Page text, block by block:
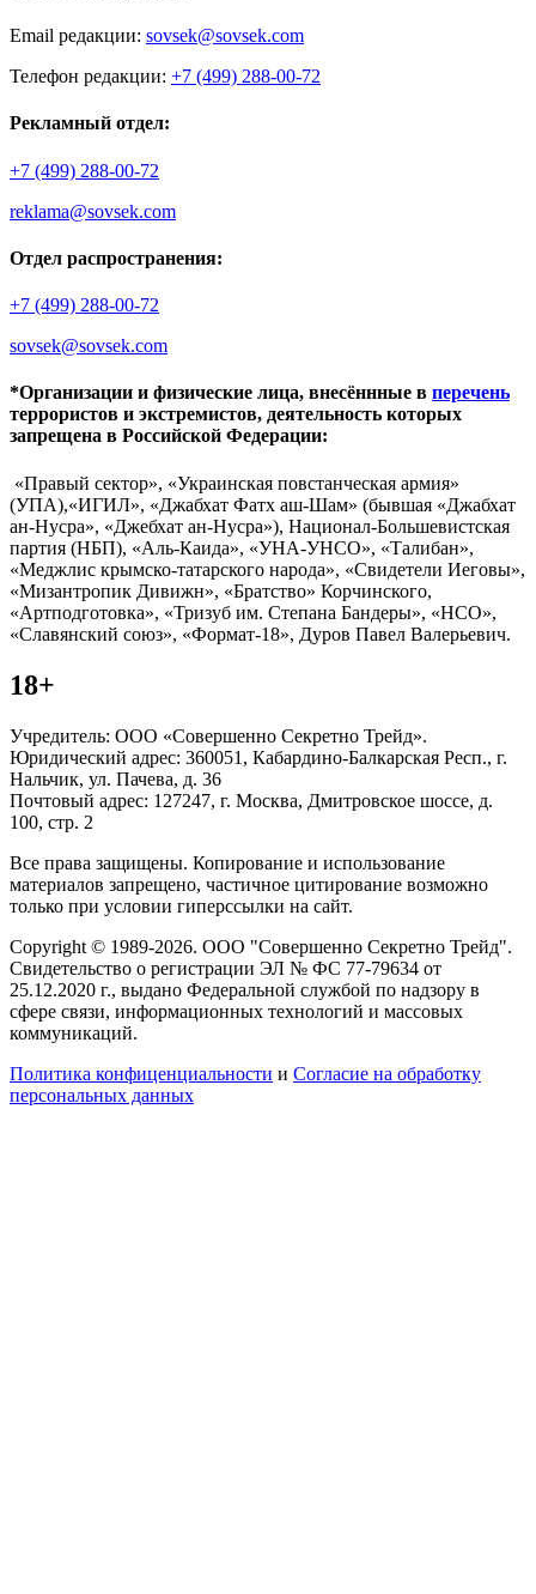
Email редакции: sovsek@sovsek.com
Телефон редакции: +7 (499) 288-00-72
Рекламный отдел:
+7 (499) 288-00-72
reklama@sovsek.com
Отдел распространения:
+7 (499) 288-00-72
sovsek@sovsek.com
*Организации и физические лица, внесённные в перечень
террористов и экстремистов, деятельность которых
запрещена в Российской Федерации:
«Правый сектор», «Украинская повстанческая армия»
(УПА),«ИГИЛ», «Джабхат Фатх аш-Шам» (бывшая «Джабхат
ан-Нусра», «Джебхат ан-Нусра»), Национал-Большевистская
партия (НБП), «Аль-Каида», «УНА-УНСО», «Талибан»,
«Меджлис крымско-татарского народа», «Свидетели Иеговы»,
«Мизантропик Дивижн», «Братство» Корчинского,
«Артподготовка», «Тризуб им. Степана Бандеры», «НСО»,
«Славянский союз», «Формат-18», Дуров Павел Валерьевич.
18+
Учредитель: ООО «Совершенно Секретно Трейд».
Юридический адрес: 360051, Кабардино-Балкарская Респ., г.
Нальчик, ул. Пачева, д. 36
Почтовый адрес: 127247, г. Москва, Дмитровское шоссе, д.
100, стр. 2
Все права защищены. Копирование и использование
материалов запрещено, частичное цитирование возможно
только при условии гиперссылки на сайт.
Copyright © 1989-2026. ООО "Совершенно Секретно Трейд".
Свидетельство о регистрации ЭЛ № ФС 77-79634 от
25.12.2020 г., выдано Федеральной службой по надзору в
сфере связи, информационных технологий и массовых
коммуникаций.
Политика конфиценциальности и Согласие на обработку
персональных данных